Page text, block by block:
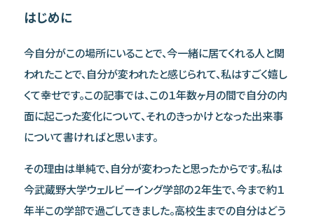
はじめに
今自分がこの場所にいることで、今一緒に居てくれる人と関
われたことで、自分が変われたと感じられて、私はすごく嬉し
くて幸せです。この記事では、この１年数ヶ月の間で自分の内
面に起こった変化について、それのきっかけとなった出来事
について書ければと思います。
その理由は単純で、自分が変わったと思ったからです。私は
今武蔵野大学ウェルビーイング学部の２年生で、今まで約１
年半この学部で過ごしてきました。高校生までの自分はどう